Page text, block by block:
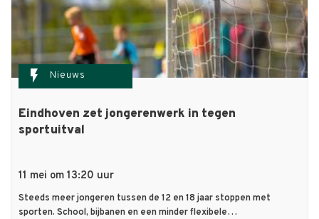
flash_on Nieuws
Eindhoven zet jongerenwerk in tegen
sportuitval
11 mei om 13:20 uur
Steeds meer jongeren tussen de 12 en 18 jaar stoppen met
sporten. School, bijbanen en een minder flexibele…